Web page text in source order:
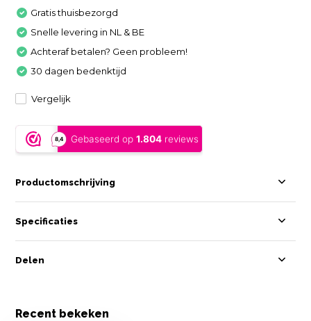
Gratis thuisbezorgd
Snelle levering in NL & BE
Achteraf betalen? Geen probleem!
30 dagen bedenktijd
Vergelijk
Productomschrijving
Specificaties
Delen
Recent bekeken